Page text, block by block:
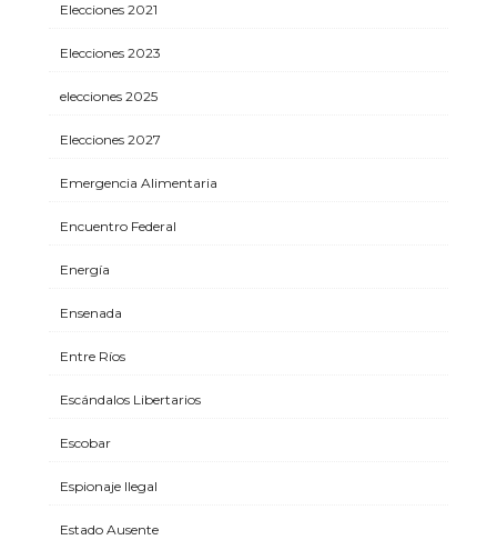
Elecciones 2021
Elecciones 2023
elecciones 2025
Elecciones 2027
Emergencia Alimentaria
Encuentro Federal
Energía
Ensenada
Entre Ríos
Escándalos Libertarios
Escobar
Espionaje Ilegal
Estado Ausente